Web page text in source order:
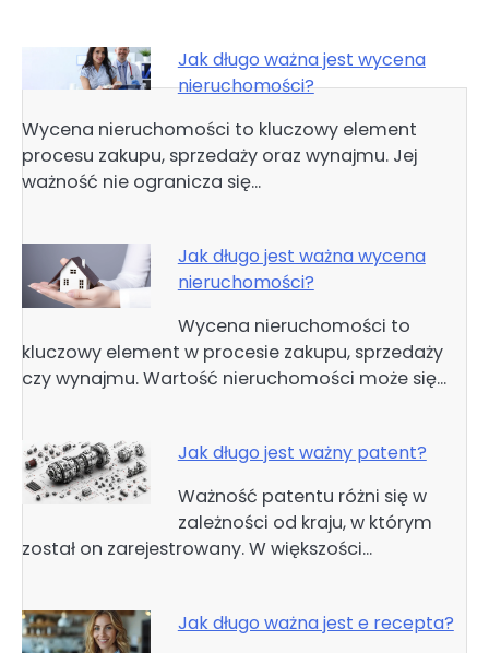
Jak długo ważna jest wycena
nieruchomości?
Wycena nieruchomości to kluczowy element
procesu zakupu, sprzedaży oraz wynajmu. Jej
ważność nie ogranicza się…
Jak długo jest ważna wycena
nieruchomości?
Wycena nieruchomości to
kluczowy element w procesie zakupu, sprzedaży
czy wynajmu. Wartość nieruchomości może się…
Jak długo jest ważny patent?
Ważność patentu różni się w
zależności od kraju, w którym
został on zarejestrowany. W większości…
Jak długo ważna jest e recepta?